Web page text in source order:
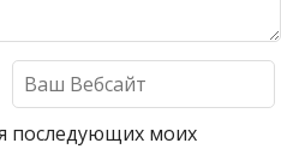
последующих моих